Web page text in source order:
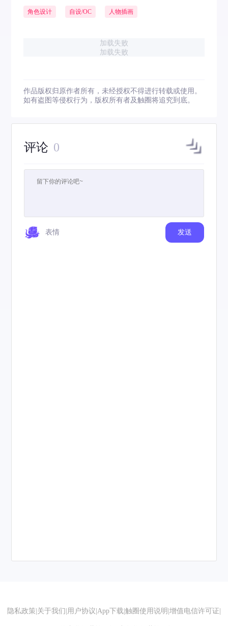
角色设计 自设/OC 人物插画
加载失败
加载失败
作品版权归原作者所有，未经授权不得进行转载或使用。
如有盗图等侵权行为，版权所有者及触圈将追究到底。
评论 0
表情 发送
隐私政策 关于我们 用户协议 App下载 触圈使用说明 增值电信许可证